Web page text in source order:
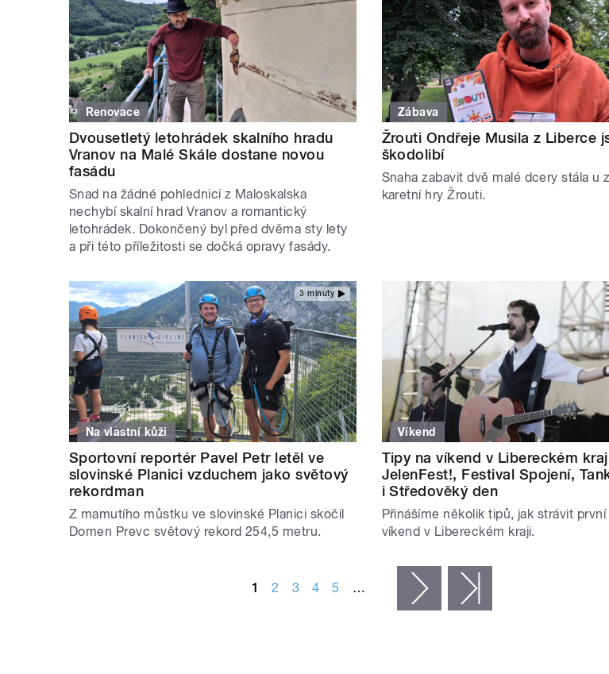
Renovace
Dvousetletý letohrádek skalního hradu
Vranov na Malé Skále dostane novou
fasádu
Snad na žádné pohlednici z Maloskalska
nechybí skalní hrad Vranov a romantický
letohrádek. Dokončený byl před dvěma sty lety
a při této příležitosti se dočká opravy fasády.
Zábava
Žrouti Ondřeje Musila z Liberce
škodolibí
Snaha zabavit dvě malé dcery stála u
karetní hry Žrouti.
3 minuty
Na vlastní kůži
Sportovní reportér Pavel Petr letěl ve
slovinské Planici vzduchem jako světový
rekordman
Z mamutího můstku ve slovinské Planici skočil
Domen Prevc světový rekord 254,5 metru.
Víkend
Tipy na víkend v Libereckém
JelenFest!, Festival Spojení,
i Středověký den
Přinášíme několik tipů, jak strávit
víkend v Libereckém kraji.
1 2 3 4 5 … následující ›